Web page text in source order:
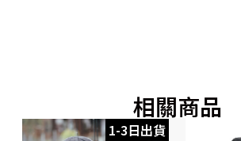
相關商品
1-3日出貨